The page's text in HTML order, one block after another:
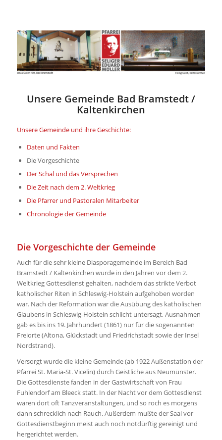
Unsere Gemeinde Bad Bramstedt /
Kaltenkirchen
Unsere Gemeinde und ihre Geschichte:
Daten und Fakten
Die Vorgeschichte
Der Schal und das Versprechen
Die Zeit nach dem 2. Weltkrieg
Die Pfarrer und Pastoralen Mitarbeiter
Chronologie der Gemeinde
Die Vorgeschichte der Gemeinde
Auch für die sehr kleine Diasporagemeinde im Bereich Bad
Bramstedt / Kaltenkirchen wurde in den Jahren vor dem 2.
Weltkrieg Gottesdienst gehalten, nachdem das strikte Verbot
katholischer Riten in Schleswig-Holstein aufgehoben worden
war. Nach der Reformation war die Ausübung des katholischen
Glaubens in Schleswig-Holstein schlicht untersagt, Ausnahmen
gab es bis ins 19. Jahrhundert (1861) nur für die sogenannten
Freiorte (Altona, Glückstadt und Friedrichstadt sowie der Insel
Nordstrand).
Versorgt wurde die kleine Gemeinde (ab 1922 Außenstation der
Pfarrei St. Maria-St. Vicelin) durch Geistliche aus Neumünster.
Die Gottesdienste fanden in der Gastwirtschaft von Frau
Fuhlendorf am Bleeck statt. In der Nacht vor dem Gottesdienst
waren dort oft Tanzveranstaltungen, und so roch es morgens
dann schrecklich nach Rauch. Außerdem mußte der Saal vor
Gottesdienstbeginn meist auch noch notdürftig gereinigt und
hergerichtet werden.